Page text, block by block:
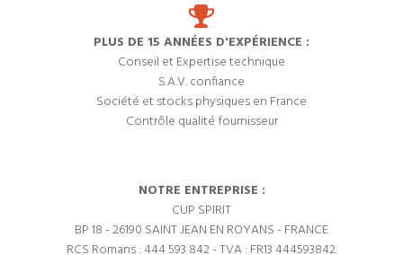
PLUS DE 15 ANNÉES D'EXPÉRIENCE :
Conseil et Expertise technique
S.A.V. confiance
Société et stocks physiques en France
Contrôle qualité fournisseur
NOTRE ENTREPRISE :
CUP SPIRIT
BP 18 - 26190 SAINT JEAN EN ROYANS - FRANCE
RCS Romans : 444 593 842 - TVA : FR13 444593842.